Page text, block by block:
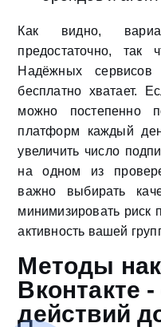
Как видно,
предостаточно, так
Надёжных
бесплатно хватает.
можно постепенно
платформ каждый
увеличить число
на одном из
важно выбирать
минимизировать риск
активность вашей
Методы
Вконтакте
действий